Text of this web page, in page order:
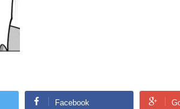
Facebook